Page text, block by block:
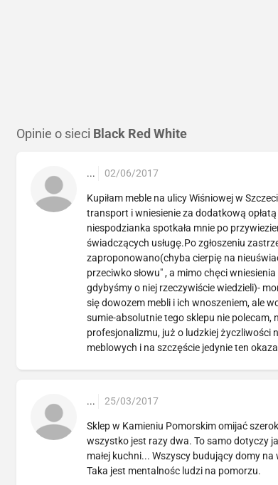
Opinie o sieci Black Red White
... 02/06/2017
Kupiłam meble na ulicy Wiśniowej w
transport i wniesienie za dodatkową
niespodzianka spotkała mnie po
świadczących usługę.Po zgłoszeniu
zaproponowano(chyba cierpię na
przeciwko słowu" , a mimo chęci
gdybyśmy o niej rzeczywiście wiedzieli)-
się dowozem mebli i ich wnoszeniem, ale
sumie-absolutnie tego sklepu nie polecam,
profesjonalizmu, już o ludzkiej życzliwości
meblowych i na szczęście jedynie ten
... 25/03/2017
Sklep w Kamieniu Pomorskim omijać
wszystko jest razy dwa. To samo dotyczy
małej kuchni... Wszyscy budujący domy
Taka jest mentalnośc ludzi na pomorzu.